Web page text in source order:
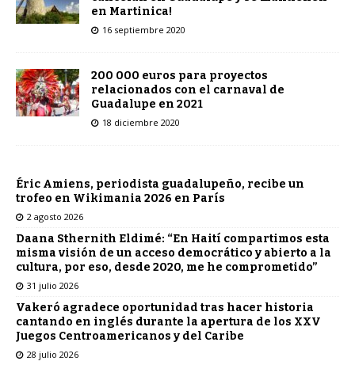
en Martinica!
16 septiembre 2020
200 000 euros para proyectos
relacionados con el carnaval de
Guadalupe en 2021
18 diciembre 2020
Éric Amiens, periodista guadalupeño, recibe un
trofeo en Wikimania 2026 en París
2 agosto 2026
Daana Sthernith Eldimé: “En Haití compartimos esta
misma visión de un acceso democrático y abierto a la
cultura, por eso, desde 2020, me he comprometido”
31 julio 2026
Vakeró agradece oportunidad tras hacer historia
cantando en inglés durante la apertura de los XXV
Juegos Centroamericanos y del Caribe
28 julio 2026